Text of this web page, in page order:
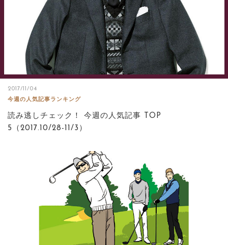
2017/11/04
今週の人気記事ランキング
読み逃しチェック！ 今週の人気記事 TOP
5（2017.10/28-11/3）